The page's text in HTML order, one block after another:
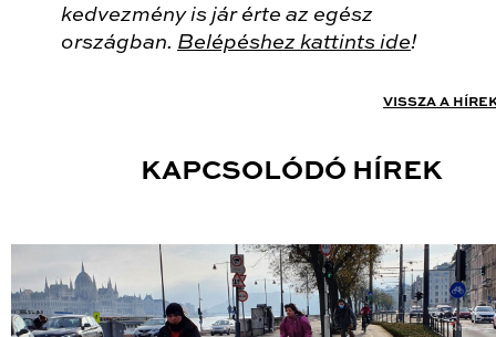
kedvezmény is jár érte az egész
országban. Belépéshez kattints ide!
VISSZA A
KAPCSOLÓDÓ HÍREK